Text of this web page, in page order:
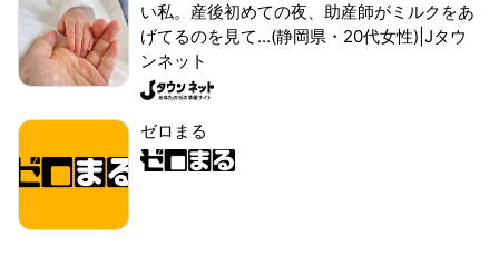
い私。産後初めての夜、助産師がミルクをあ
げてるのを見て...(静岡県・20代女性)|Jタウ
ンネット
ゼロまる